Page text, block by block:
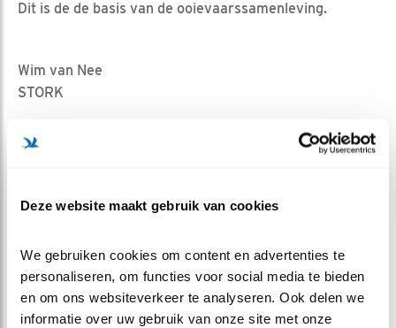
Deze website maakt gebruik van cookies
We gebruiken cookies om content en advertenties te
personaliseren, om functies voor social media te bieden
en om ons websiteverkeer te analyseren. Ook delen we
informatie over uw gebruik van onze site met onze
Dit is de de basis van de ooievaarssamenleving.
Wim van Nee
STORK